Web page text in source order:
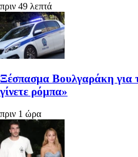
πριν 49 λεπτά
Ξέσπασμα Βουλγαράκη για
γίνετε ρόμπα»
πριν 1 ώρα